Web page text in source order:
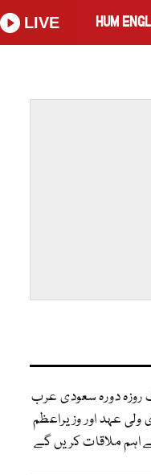
HUM
LIVE
روزہ دورہ سعودی عرب
ولی عہد اور وزیراعظم
اہم ملاقات کریں گے